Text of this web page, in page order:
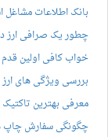
بانک اطلاعات مشاغل
چطور یک صرافی ارز
خواب کافی اولین
بررسی ویژگی های ارز hive و مزایا و معایب آن
معرفی بهترین تاکتیک
چگونگی سفارش چاپ